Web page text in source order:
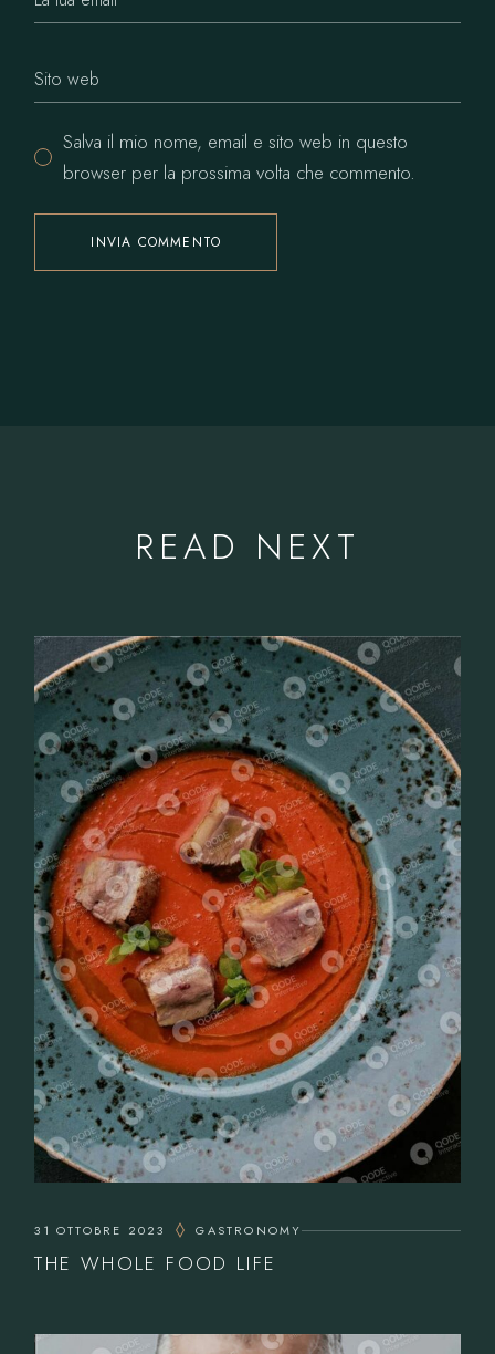
Salva il mio nome, email e sito web in questo
browser per la prossima volta che commento.
INVIA COMMENTO
READ NEXT
31 OTTOBRE 2023 GASTRONOMY
THE WHOLE FOOD LIFE